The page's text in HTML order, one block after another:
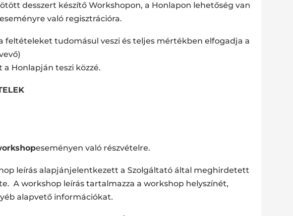
desszert készítő Workshopon, a Honlapon lehetőség van
való regisztrációra.
feltételeket tudomásul veszi és teljes mértékben elfogadja a
Honlapján teszi közzé.
eseményen való részvételre.
leírás alapjánjelentkezett a Szolgáltató által meghirdetett
A workshop leírás tartalmazza a workshop helyszínét,
alapvető információkat.